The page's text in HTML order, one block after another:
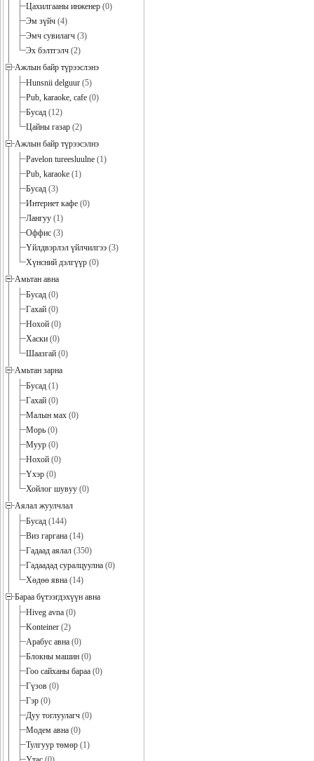
Цахилгааны инженер (0)
Эм зүйч (4)
Эмч сувилагч (3)
Эх бэлтгэлч (2)
Ажлын байр түрээслэнэ
Hunsnii delguur (5)
Pub, karaoke, cafe (0)
Бусад (12)
Цайны газар (2)
Ажлын байр түрээсэлнэ
Pavelon tureesluulne (1)
Pub, karaoke (1)
Бусад (3)
Интернет кафе (0)
Лангуу (1)
Оффис (3)
Үйлдвэрлэл үйлчилгээ (3)
Хүнсний дэлгүүр (0)
Амьтан авна
Бусад (0)
Гахай (0)
Нохой (0)
Хаски (0)
Шаазгай (0)
Амьтан зарна
Бусад (1)
Гахай (0)
Малын мах (0)
Морь (0)
Муур (0)
Нохой (0)
Үхэр (0)
Хойлог шувуу (0)
Аялал жуулчлал
Бусад (144)
Виз гаргана (14)
Гадаад аялал (350)
Гадаадад суралцуулна (0)
Хөдөө явна (14)
Бараа бүтээгдэхүүн авна
Hiveg avna (0)
Konteiner (2)
Арабус авна (0)
Блокны машин (0)
Гоо сайханы бараа (0)
Гүзов (0)
Гэр (0)
Дуу тоглуулагч (0)
Модем авна (0)
Тулгуур төмөр (1)